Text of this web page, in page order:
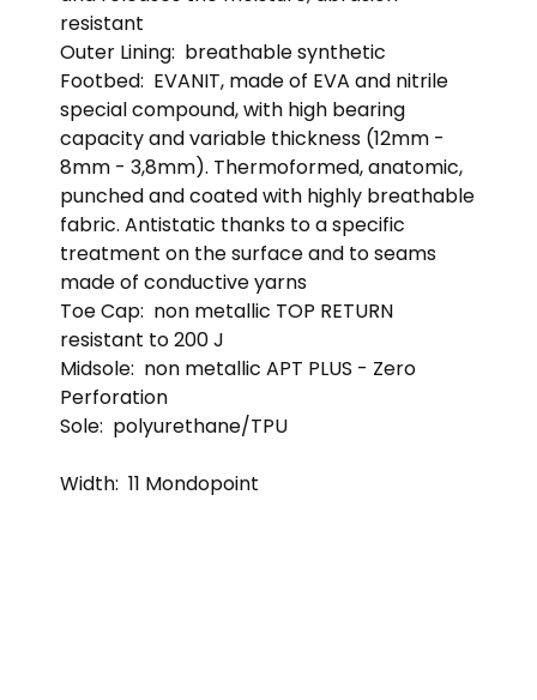
resistant
Outer Lining: breathable synthetic
Footbed: EVANIT, made of EVA and nitrile
special compound, with high bearing
capacity and variable thickness (12mm -
8mm - 3,8mm). Thermoformed, anatomic,
punched and coated with highly breathable
fabric. Antistatic thanks to a specific
treatment on the surface and to seams
made of conductive yarns
Toe Cap: non metallic TOP RETURN
resistant to 200 J
Midsole: non metallic APT PLUS - Zero
Perforation
Sole: polyurethane/TPU
Width: 11 Mondopoint